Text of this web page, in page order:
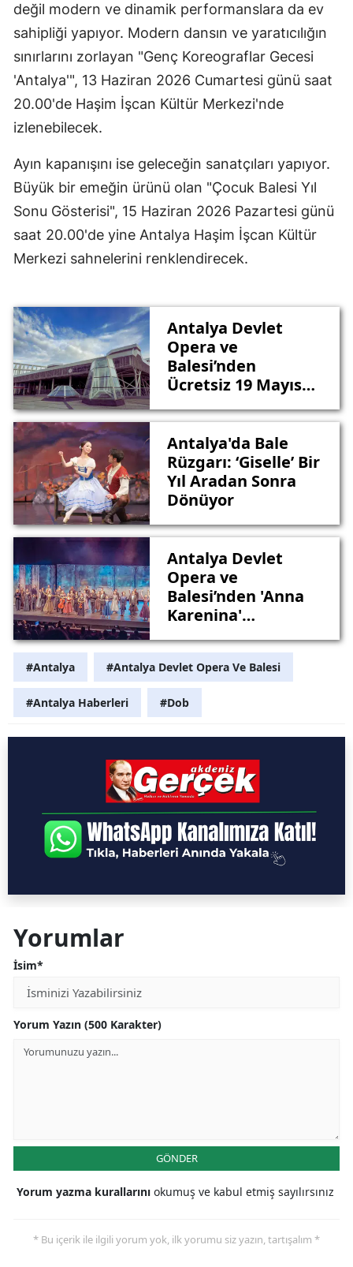
değil modern ve dinamik performanslara da ev
sahipliği yapıyor. Modern dansın ve yaratıcılığın
sınırlarını zorlayan "Genç Koreograflar Gecesi
'Antalya'", 13 Haziran 2026 Cumartesi günü saat
20.00'de Haşim İşcan Kültür Merkezi'nde
izlenebilecek.
Ayın kapanışını ise geleceğin sanatçıları yapıyor.
Büyük bir emeğin ürünü olan "Çocuk Balesi Yıl
Sonu Gösterisi", 15 Haziran 2026 Pazartesi günü
saat 20.00'de yine Antalya Haşim İşcan Kültür
Merkezi sahnelerini renklendirecek.
Antalya Devlet
Opera ve
Balesi’nden
Ücretsiz 19 Mayıs
Antalya'da Bale
Rüzgarı: ‘Giselle’ Bir
Yıl Aradan Sonra
Dönüyor
Antalya Devlet
Opera ve
Balesi’nden 'Anna
Karenina'
#Antalya #Antalya Devlet Opera Ve Balesi
#Antalya Haberleri #Dob
Yorumlar
İsim*
Yorum Yazın (500 Karakter)
GÖNDER
Yorum yazma kurallarını okumuş ve kabul etmiş sayılırsınız
* Bu içerik ile ilgili yorum yok, ilk yorumu siz yazın, tartışalım *